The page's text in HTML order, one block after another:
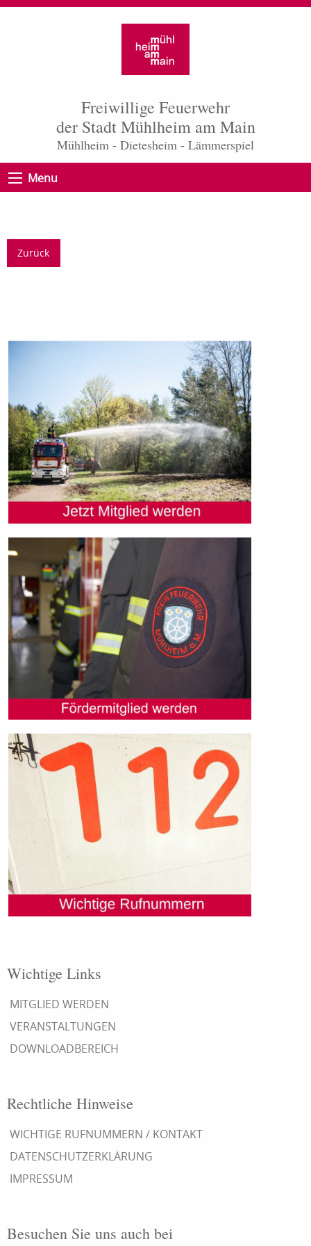
Freiwillige Feuerwehr
der Stadt Mühlheim am Main
Mühlheim - Dietesheim - Lämmerspiel
Menu
Zurück
Wichtige Links
MITGLIED WERDEN
VERANSTALTUNGEN
DOWNLOADBEREICH
Rechtliche Hinweise
WICHTIGE RUFNUMMERN / KONTAKT
DATENSCHUTZERKLÄRUNG
IMPRESSUM
Besuchen Sie uns auch bei